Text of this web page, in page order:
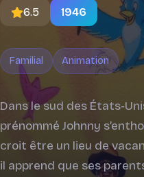
6.5 1946
Familial Animation
Dans le sud des
prénommé Johnny
croit être un lieu de
il apprend que ses